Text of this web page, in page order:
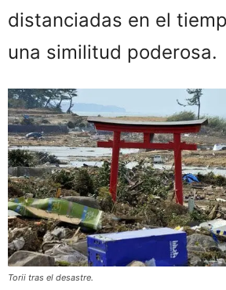
distanciadas en el
una similitud poderosa.
Torii tras el desastre.